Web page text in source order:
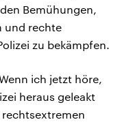
Bemühungen,
und rechte
zu bekämpfen.
ich jetzt höre,
heraus geleakt